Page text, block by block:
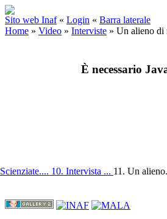
Sito web Inaf « Login « Barra laterale
Home » Video » Interviste » Un alieno di
È necessario
10. Intervista ... 11. Un